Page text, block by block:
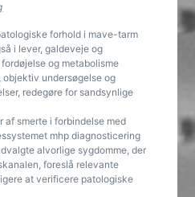
forhold i mave-tarm
i lever, galdeveje og
og metabolisme
objektiv undersøgelse og
redegøre for sandsynlige
af smerte i forbindelse med
mhp diagnosticering
alvorlige sygdomme, der
foreslå relevante
at verificere patologiske